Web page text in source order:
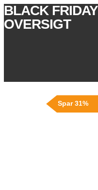
BLACK FRIDAY
OVERSIGT
Spar 31%